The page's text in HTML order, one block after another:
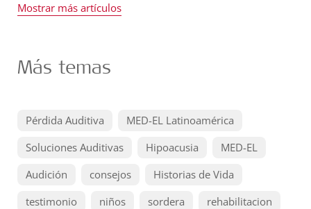
Mostrar más artículos
Más temas
Pérdida Auditiva
MED-EL Latinoamérica
Soluciones Auditivas
Hipoacusia
MED-EL
Audición
consejos
Historias de Vida
testimonio
niños sordera
rehabilitacion